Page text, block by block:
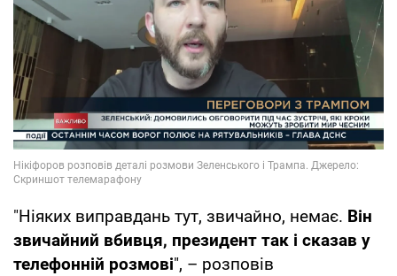
"Ніяких виправдань тут, звичайно, немає. Він
звичайний вбивця, президент так і сказав у
телефонній розмові", – розповів